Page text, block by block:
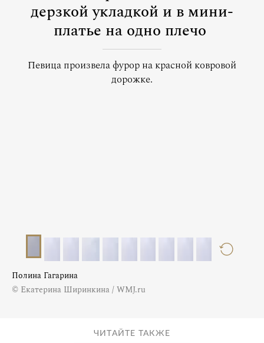
дерзкой укладкой и в мини-
платье на одно плечо
Певица произвела фурор на красной ковровой
дорожке.
Полина Гагарина
© Екатерина Ширинкина / WMJ.ru
ЧИТАЙТЕ ТАКЖЕ